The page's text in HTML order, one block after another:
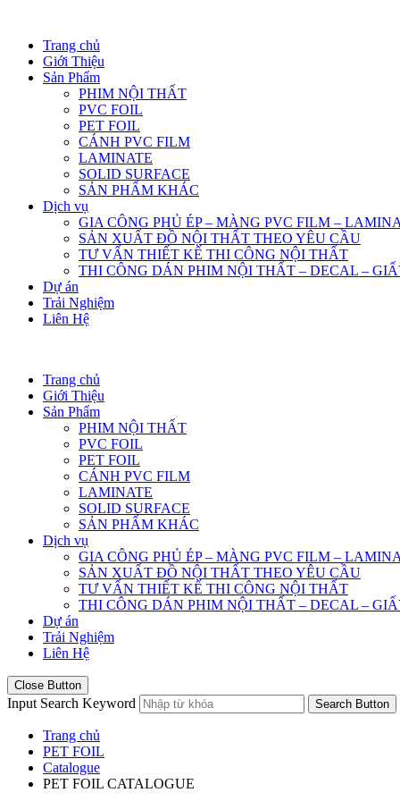
Trang chủ
Giới Thiệu
Sản Phẩm
PHIM NỘI THẤT
PVC FOIL
PET FOIL
CÁNH PVC FILM
LAMINATE
SOLID SURFACE
SẢN PHẨM KHÁC
Dịch vụ
GIA CÔNG PHỦ ÉP – MÀNG PVC FILM –
SẢN XUẤT ĐỒ NỘI THẤT THEO YÊU CẦU
TƯ VẤN THIẾT KẾ THI CÔNG NỘI THẤT
THI CÔNG DÁN PHIM NỘI THẤT – DECAL –
Dự án
Trải Nghiệm
Liên Hệ
Trang chủ
Giới Thiệu
Sản Phẩm
PHIM NỘI THẤT
PVC FOIL
PET FOIL
CÁNH PVC FILM
LAMINATE
SOLID SURFACE
SẢN PHẨM KHÁC
Dịch vụ
GIA CÔNG PHỦ ÉP – MÀNG PVC FILM –
SẢN XUẤT ĐỒ NỘI THẤT THEO YÊU CẦU
TƯ VẤN THIẾT KẾ THI CÔNG NỘI THẤT
THI CÔNG DÁN PHIM NỘI THẤT – DECAL –
Dự án
Trải Nghiệm
Liên Hệ
Close Button
Input Search Keyword Search Button
Trang chủ
PET FOIL
Catalogue
PET FOIL CATALOGUE